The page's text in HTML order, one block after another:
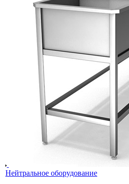
Нейтральное оборудование